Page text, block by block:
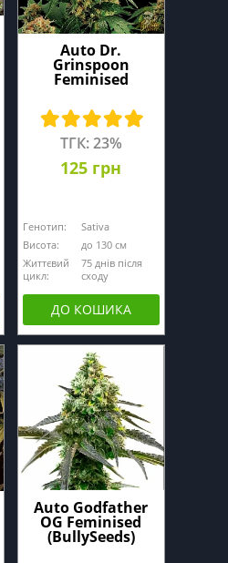
Auto Dr.
Grinspoon
Feminised
ТГК: 23%
125 грн
Генотип:
Sativa
Висота:
до 130 см
Життєвий
цикл:
75 днів після
сходу
ДО КОШИКА
Auto Godfather
OG Feminised
(BullySeeds)